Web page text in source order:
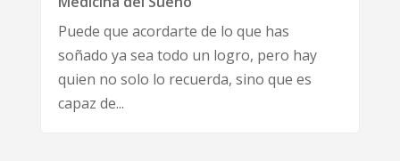
Puede que acordarte de lo que has
soñado ya sea todo un logro, pero hay
quien no solo lo recuerda, sino que es
capaz de...